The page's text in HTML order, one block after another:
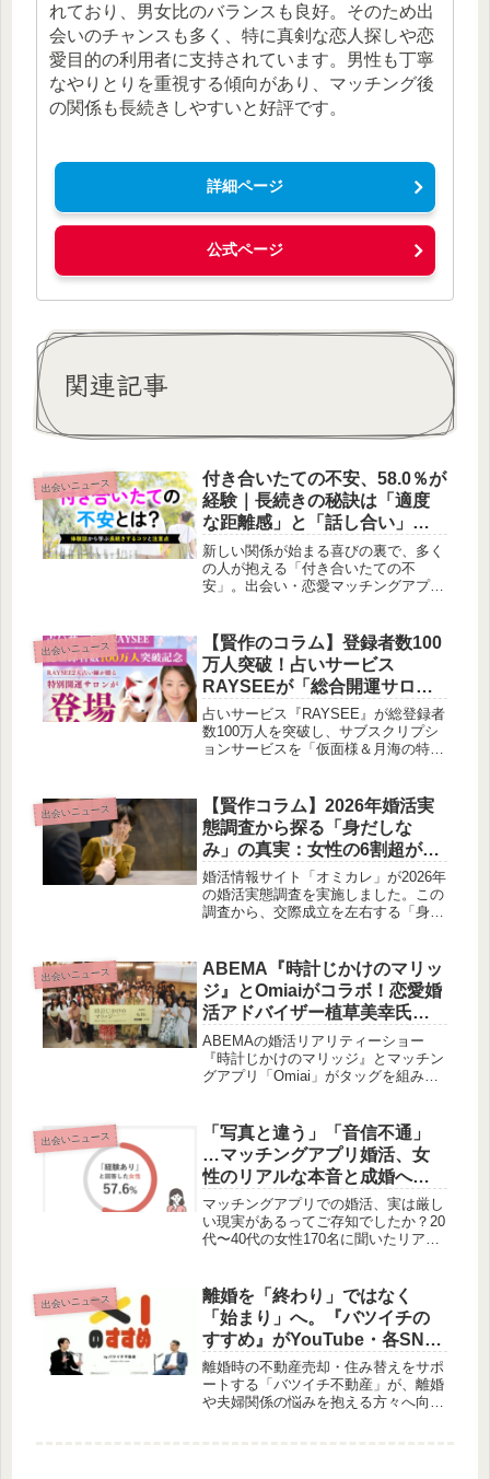
れており、男女比のバランスも良好。そのため出
会いのチャンスも多く、特に真剣な恋人探しや恋
愛目的の利用者に支持されています。男性も丁寧
なやりとりを重視する傾向があり、マッチング後
の関係も長続きしやすいと好評です。
詳細ページ
公式ページ
関連記事
出会いニュース
付き合いたての不安、58.0％が
経験｜長続きの秘訣は「適度
な距離感」と「話し合い」
【賢作の恋愛コラム】
新しい関係が始まる喜びの裏で、多く
の人が抱える「付き合いたての不
安」。出会い・恋愛マッチングアプ
るカップルの共通点、そして注意すべ
きポイントが見えてきました。賢作が
皆様の恋愛を穏やかな視点でお話しし
ます。
出会いニュース
【賢作のコラム】登録者数100
万人突破！占いサービス
RAYSEEが「総合開運サロ
ン」へ進化、人気占い師2名が
あなたをサポート
占いサービス『RAYSEE』が総登録者
数100万人を突破し、サブスクリプシ
ョンサービスを「仮面様＆月海の特別
グを組み、単なる占いを超えた「人生
を豊かにする」コンテンツを提供しま
す。賢作がその詳細と魅力をご紹介し
ます。
出会いニュース
【賢作コラム】2026年婚活実
態調査から探る「身だしな
み」の真実：女性の6割超が
「身だしなみ」で交際を断る
理由とは？
婚活情報サイト「オミカレ」が2026年
の婚活実態調査を実施しました。この
調査から、交際成立を左右する「身だ
に、女性の63%が身だしなみを理由に
相手を断った経験があるという結果
は、多くの婚活者にとって見過ごせな
いポイントかもしれません。筆者・賢
作が、調査結果から「客観的な清潔
感」の重要性を紐解き、婚活を成功さ
せるための身だしなみ戦略について考
察します。
出会いニュース
ABEMA『時計じかけのマリッ
ジ』とOmiaiがコラボ！恋愛婚
活アドバイザー植草美幸氏が
婚活女子にエール
ABEMAの婚活リアリティーショー
『時計じかけのマリッジ』とマッチン
グアプリ「Omiai」がタッグを組み、
ドバイザーの植草美幸氏によるトーク
ショーでは、参加者からのリアルな悩
みに真剣に回答し、婚活を「辛いこと
ではなく、すごく楽しいこと」と語
り、前向きなエールが送られました。
このイベントの模様を詳しくご紹介し
ます。
出会いニュース
「写真と違う」「音信不通」
…マッチングアプリ婚活、女
性のリアルな本音と成婚への
道
マッチングアプリでの婚活、実は厳し
い現実があるってご存知でしたか？20
代〜40代の女性170名に聞いたリアル
「年齢の壁」が浮き彫りに。真剣な出
会いを求める女性たちのための、賢い
婚活のヒントをお届けします。
出会いニュース
離婚を「終わり」ではなく
「始まり」へ。『バツイチの
すすめ』がYouTube・各SNS
で配信開始
離婚時の不動産売却・住み替えをサポ
ートする「バツイチ不動産」が、離婚
や夫婦関係の悩みを抱える方々へ向け